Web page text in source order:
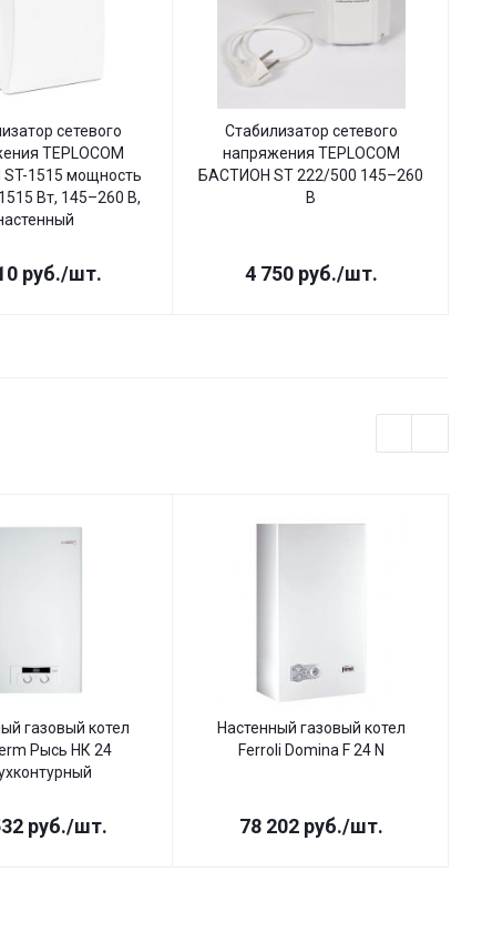
сетевого
TEPLOCOM
1515 мощность
Вт, 145–260 В,
руб./шт.
Стабилизатор сетевого
напряжения TEPLOCOM
БАСТИОН ST 222/500 145–260
В
4 750руб./шт.
газовый котел
Рысь НК 24
руб./шт.
Настенный газовый котел
Ferroli Domina F 24 N
78 202руб./шт.